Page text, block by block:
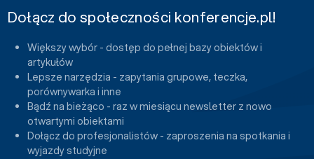
Dołącz do społeczności konferencje.pl!
Większy wybór - dostęp do pełnej bazy obiektów i
artykułów
Lepsze narzędzia - zapytania grupowe, teczka,
porównywarka i inne
Bądź na bieżąco - raz w miesiącu newsletter z nowo
otwartymi obiektami
Dołącz do profesjonalistów - zaproszenia na spotkania i
wyjazdy studyjne